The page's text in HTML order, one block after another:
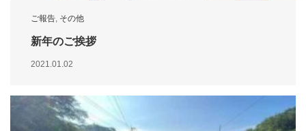
ご報告, その他
新年のご挨拶
2021.01.02